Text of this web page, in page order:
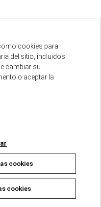
de KPop Demon
cookies para
del sitio, incluidos
cambiar su
o aceptar la
cookies
cookies